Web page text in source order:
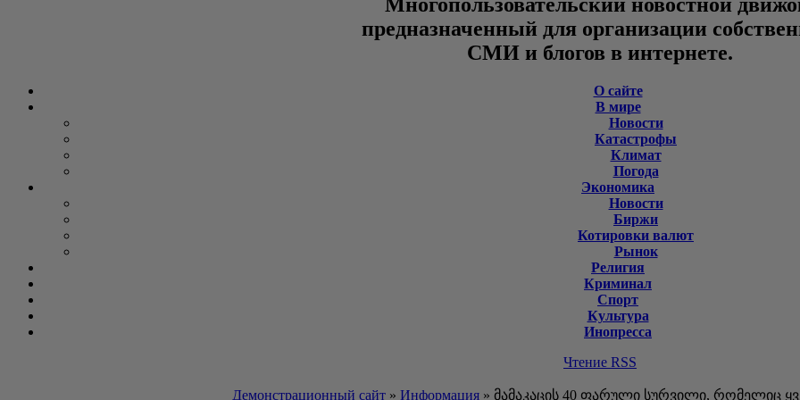
предназначенный для организации
СМИ и блогов в интернете.
О сайте
В мире
Новости
Катастрофы
Климат
Погода
Экономика
Новости
Биржи
Котировки валют
Рынок
Религия
Криминал
Спорт
Культура
Инопресса
Чтение RSS
Демонстрационный сайт» Информация» მამაკაცის 40 ფარული სურვილი, რომელიც